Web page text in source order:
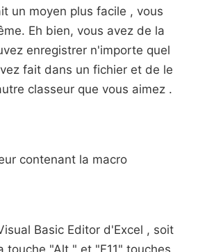
un moyen plus facile , vous
Eh bien, vous avez de la
enregistrer n'importe quel
fait dans un fichier et de le
classeur que vous aimez .
contenant la macro
Basic Editor d'Excel , soit
touche "Alt " et "F11" touches